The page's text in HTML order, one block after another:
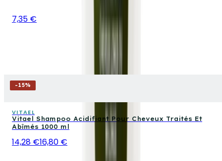
7,35 €
-15%
VITAEL
Vitael Shampoo Acidifiant Pour Cheveux Traités Et
Abîmés 1000 ml
14,28 €16,80 €